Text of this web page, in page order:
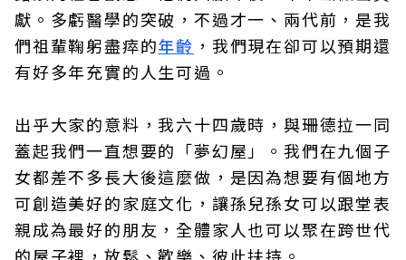
獻。多虧醫學的突破，不過才一、兩代前，是我
們祖輩鞠躬盡瘁的年齡 ，我們現在卻可以預期還
有好多年充實的人生可過。
出乎大家的意料，我六十四歲時，與珊德拉一同
蓋起我們一直想要的「夢幻屋」。我們在九個子
女都差不多長大後這麼做，是因為想要有個地方
可創造美好的家庭文化，讓孫兒孫女可以跟堂表
親成為最好的朋友，全體家人也可以聚在跨世代